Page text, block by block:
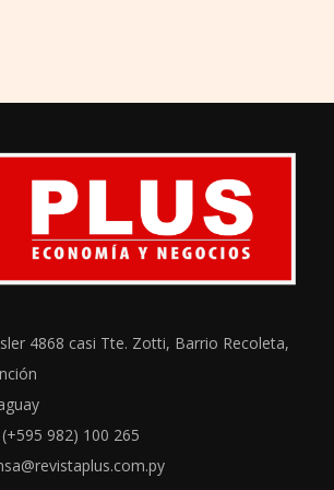
4868 casi Tte. Zotti, Barrio Recoleta,
982) 100 265